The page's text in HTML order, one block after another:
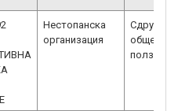
Нестопанска
организация
полза